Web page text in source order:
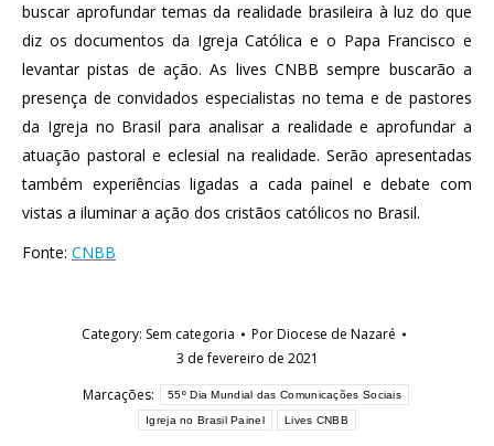
buscar aprofundar temas da realidade brasileira à luz do que
diz os documentos da Igreja Católica e o Papa Francisco e
levantar pistas de ação. As lives CNBB sempre buscarão a
presença de convidados especialistas no tema e de pastores
da Igreja no Brasil para analisar a realidade e aprofundar a
atuação pastoral e eclesial na realidade. Serão apresentadas
também experiências ligadas a cada painel e debate com
vistas a iluminar a ação dos cristãos católicos no Brasil.
Fonte: CNBB
Category: Sem categoria PorDiocese de Nazaré
3 de fevereiro de 2021
Marcações:
55º Dia Mundial das Comunicações Sociais
Igreja no Brasil Painel Lives CNBB